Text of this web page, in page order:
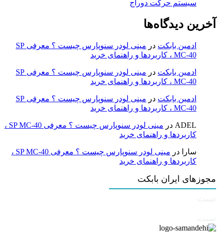
سیستم حرکت دوراج
آخرین دیدگاه‌ها
ادمین بابکت در
مینی لودر سنوپارس چیست ؟ معرفی SP
MC-40 ، کاربردها و راهنمای خرید
ادمین بابکت در
مینی لودر سنوپارس چیست ؟ معرفی SP
MC-40 ، کاربردها و راهنمای خرید
ادمین بابکت در
مینی لودر سنوپارس چیست ؟ معرفی SP
MC-40 ، کاربردها و راهنمای خرید
ADEL در
مینی لودر سنوپارس چیست ؟ معرفی SP MC-40 ،
کاربردها و راهنمای خرید
سارا در
مینی لودر سنوپارس چیست ؟ معرفی SP MC-40 ،
کاربردها و راهنمای خرید
مجوزهای ایران بابکت